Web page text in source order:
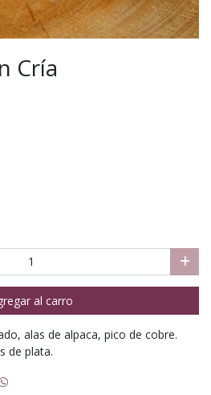
Cría
al carro
alas de alpaca, pico de cobre.
de plata.